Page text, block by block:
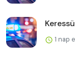
1 nap